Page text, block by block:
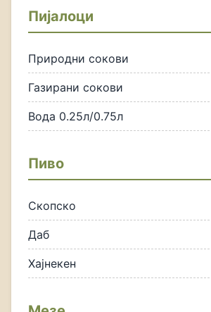
Пијалоци
Природни сокови
Газирани сокови
Вода 0.25л/0.75л
Пиво
Скопско
Даб
Хајнекен